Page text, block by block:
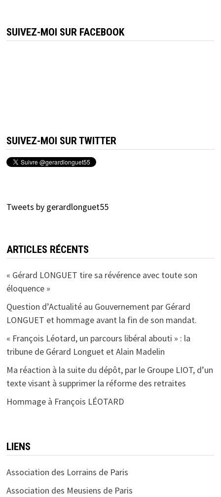
SUIVEZ-MOI SUR FACEBOOK
SUIVEZ-MOI SUR TWITTER
Tweets by gerardlonguet55
ARTICLES RÉCENTS
« Gérard LONGUET tire sa révérence avec toute son
éloquence »
Question d’Actualité au Gouvernement par Gérard
LONGUET et hommage avant la fin de son mandat.
« François Léotard, un parcours libéral abouti » : la
tribune de Gérard Longuet et Alain Madelin
Ma réaction à la suite du dépôt, par le Groupe LIOT, d’un
texte visant à supprimer la réforme des retraites
Hommage à François LÉOTARD
LIENS
Association des Lorrains de Paris
Association des Meusiens de Paris